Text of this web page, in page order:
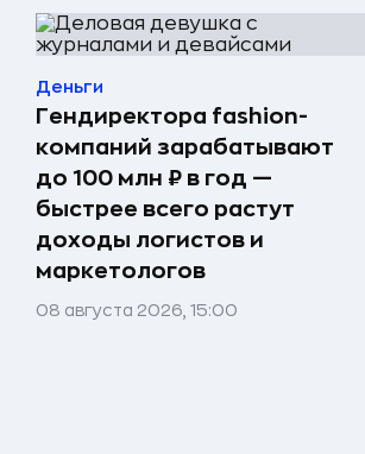
Деньги
Гендиректора fashion-
компаний зарабатывают
до 100 млн ₽ в год —
быстрее всего растут
доходы логистов и
маркетологов
08 августа 2026, 15:00